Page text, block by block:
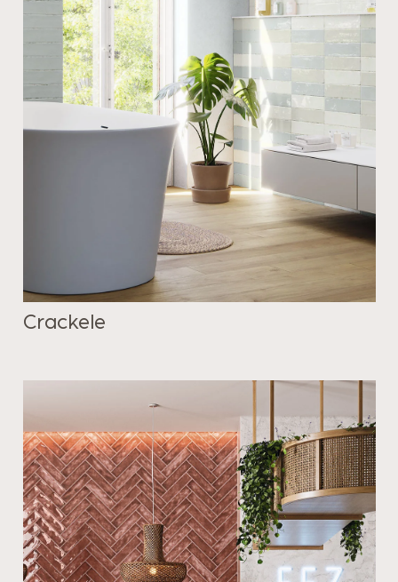
Crackele